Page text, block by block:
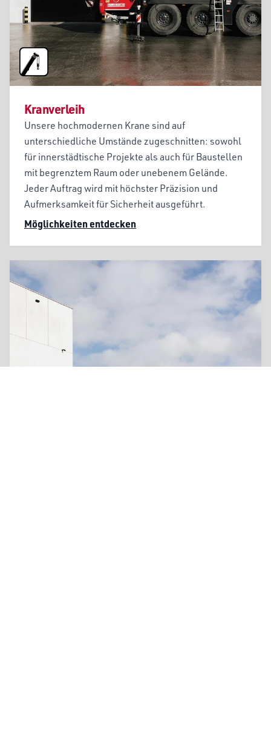
Kranverleih
Unsere hochmodernen Krane sind auf
unterschiedliche Umstände zugeschnitten: sowohl
für innerstädtische Projekte als auch für Baustellen
mit begrenztem Raum oder unebenem Gelände.
Jeder Auftrag wird mit höchster Präzision und
Aufmerksamkeit für Sicherheit ausgeführt.
Möglichkeiten entdecken